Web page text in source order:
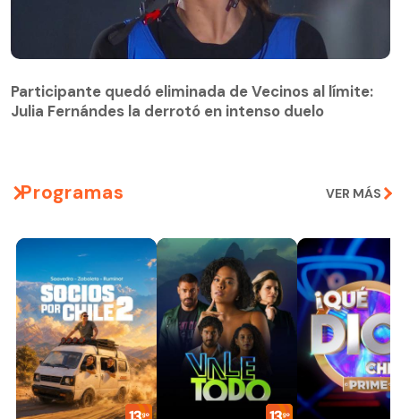
Julia Fernándes la derrotó en intenso duelo
Participante quedó eliminada de Vecinos al límite:
Julia Fernándes la derrotó en intenso duelo
Programas VER MÁS